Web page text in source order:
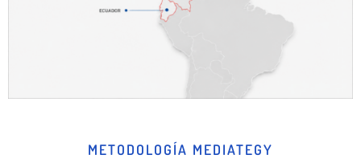
METODOLOGÍA MEDIATEGY